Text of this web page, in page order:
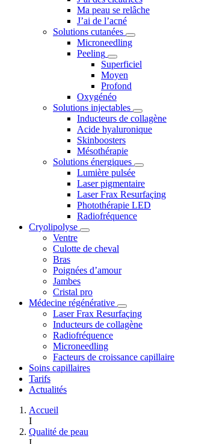
Ma peau se relâche
J’ai de l’acné
Solutions cutanées
Microneedling
Peeling
Superficiel
Moyen
Profond
Oxygénéo
Solutions injectables
Inducteurs de collagène
Acide hyaluronique
Skinboosters
Mésothérapie
Solutions énergiques
Lumière pulsée
Laser pigmentaire
Laser Frax Resurfaçing
Photothérapie LED
Radiofréquence
Cryolipolyse
Ventre
Culotte de cheval
Bras
Poignées d’amour
Jambes
Cristal pro
Médecine régénérative
Laser Frax Resurfaçing
Inducteurs de collagène
Radiofréquence
Microneedling
Facteurs de croissance capillaire
Soins capillaires
Tarifs
Actualités
Accueil
I
Qualité de peau